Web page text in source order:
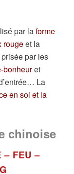
par laforme
rougeet la
prisée par les
bonheuret
La
en soi et la
chinoise
– FEU –